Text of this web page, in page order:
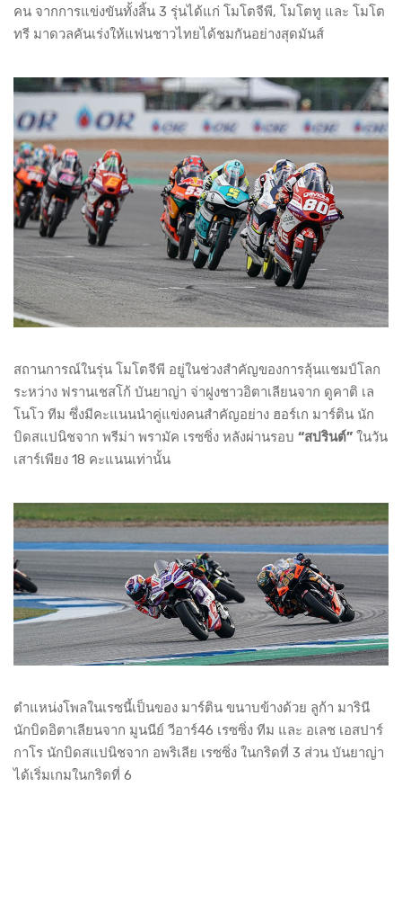
คน จากการแข่งขันทั้งสิ้น 3 รุ่นได้แก่ โมโตจีพี, โมโตทู และ โมโต
ทรี มาดวลคันเร่งให้แฟนชาวไทยได้ชมกันอย่างสุดมันส์
สถานการณ์ในรุ่น โมโตจีพี อยู่ในช่วงสำคัญของการลุ้นแชมป์โลก
ระหว่าง ฟรานเชสโก้ บันยาญ่า จ่าฝูงชาวอิตาเลียนจาก ดูคาติ เล
โนโว ทีม ซึ่งมีคะแนนนำคู่แข่งคนสำคัญอย่าง ฮอร์เก มาร์ติน นัก
บิดสแปนิชจาก พรีม่า พรามัค เรซซิ่ง หลังผ่านรอบ “สปรินต์” ในวัน
เสาร์เพียง 18 คะแนนเท่านั้น
ตำแหน่งโพลในเรซนี้เป็นของ มาร์ติน ขนาบข้างด้วย ลูก้า มารินี
นักบิดอิตาเลียนจาก มูนนีย์ วีอาร์46 เรซซิ่ง ทีม และ อเลช เอสปาร์
กาโร นักบิดสแปนิชจาก อพริเลีย เรซซิ่ง ในกริดที่ 3 ส่วน บันยาญ่า
ได้เริ่มเกมในกริดที่ 6